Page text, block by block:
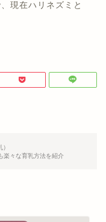
現在ハリネズミと
楽々な育乳方法を紹介